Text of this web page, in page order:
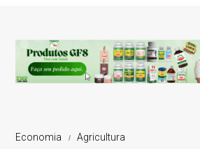
Economia Agricultura